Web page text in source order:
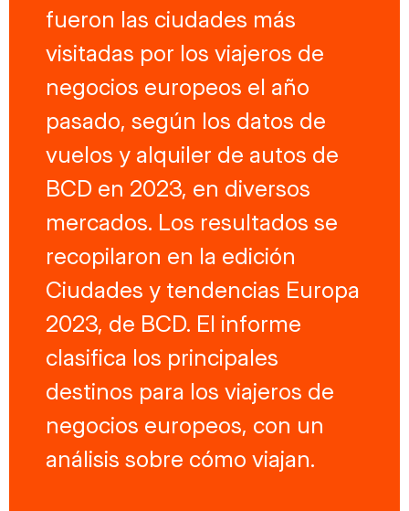
fueron las ciudades más
visitadas por los viajeros de
negocios europeos el año
pasado, según los datos de
vuelos y alquiler de autos de
BCD en 2023, en diversos
mercados. Los resultados se
recopilaron en la edición
Ciudades y tendencias Europa
2023, de BCD. El informe
clasifica los principales
destinos para los viajeros de
negocios europeos, con un
análisis sobre cómo viajan.